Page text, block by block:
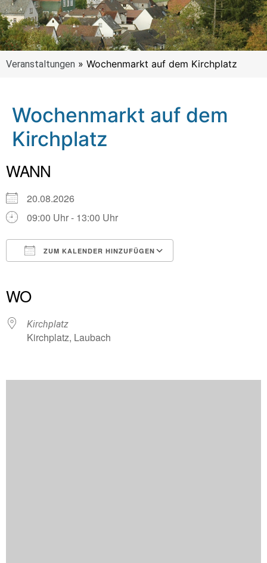
Veranstaltungen » Wochenmarkt auf dem Kirchplatz
Wochenmarkt auf dem
Kirchplatz
WANN
20.08.2026
09:00 Uhr - 13:00 Uhr
ZUM KALENDER HINZUFÜGEN
WO
Kirchplatz
Kirchplatz, Laubach